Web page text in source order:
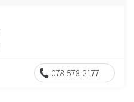
078-578-2177